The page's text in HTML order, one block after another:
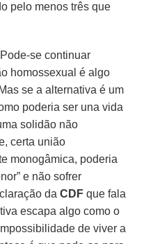
pelo menos três que
se continuar
homossexual é algo
se a alternativa é um
poderia ser una vida
solidão não
certa união
monogâmica, poderia
e não sofrer
daCDF que fala
escapa algo como o
de viver a